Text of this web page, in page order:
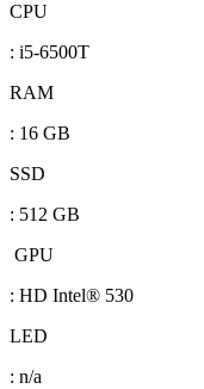
CPU
: i5-6500T
RAM
: 16 GB
SSD
: 512 GB
GPU
: HD Intel® 530
LED
: n/a